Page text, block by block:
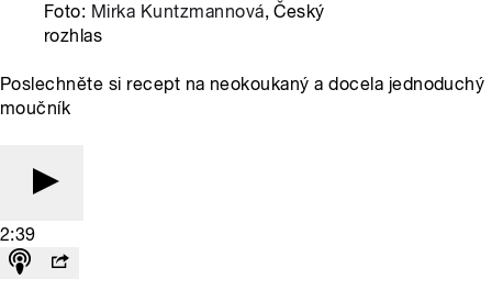
Foto: Mirka Kuntzmannová, Český
rozhlas
Poslechněte si recept na neokoukaný a docela jednoduchý
moučník
2:39